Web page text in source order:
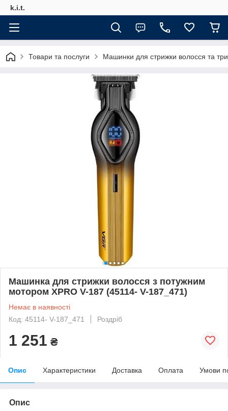
k.i.t.
Товари та послуги Машинки для стрижки волосся та
Машинка для стрижки волосся з потужним
мотором XPRO V-187 (45114- V-187_471)
Немає в наявності
Код: 45114- V-187_471
Роздріб
1 251 ₴
Опис Характеристики Доставка Оплата Умови
Опис